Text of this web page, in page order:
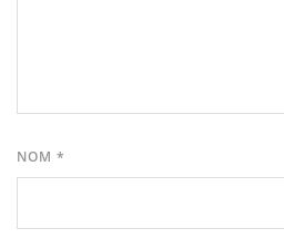
NOM *